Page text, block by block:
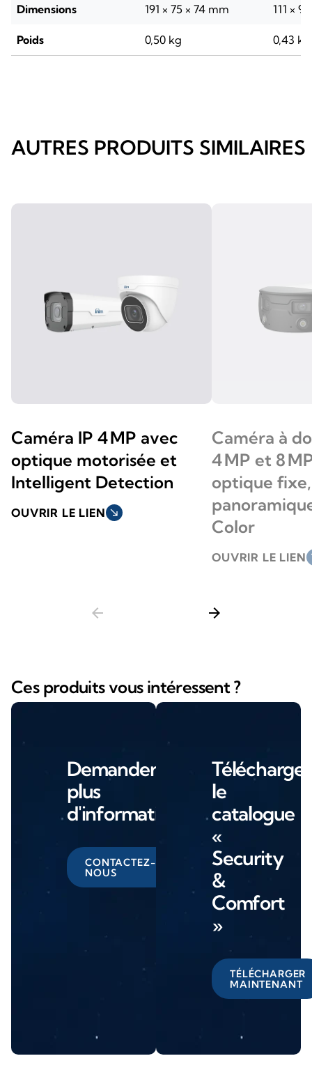
Dimensions 191 × 75 × 74 mm 111 ×
Poids 0,50 kg 0,43 kg
AUTRES PRODUITS SIMILAIRES
Caméra IP 4 MP avec
optique motorisée et
Intelligent Detection
OUVRIR LE LIEN south_east
Caméra à
4 MP et 8
optique
Color
OUVRIR LE LIEN
arrow_back arrow_forward
Ces produits vous intéressent ?
Demander
plus
d'informations
CONTACTEZ-
NOUS
le
catalogue
«
Security
&
Comfort
»
TÉLÉCHARGER
MAINTENANT